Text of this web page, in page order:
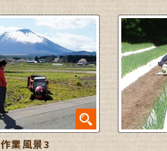
作業風景3